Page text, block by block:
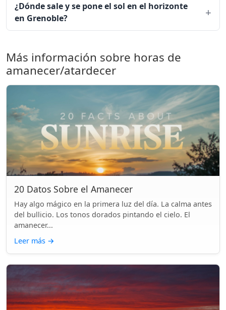
¿Dónde sale y se pone el sol en el horizonte
en Grenoble?
Más información sobre horas de
amanecer/atardecer
20 Datos Sobre el Amanecer
Hay algo mágico en la primera luz del día. La calma antes
del bullicio. Los tonos dorados pintando el cielo. El
amanecer...
Leer más →